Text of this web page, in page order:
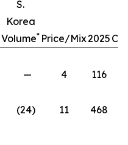
S.
Korea
Volume* Price/Mix2025
— 4 116
(24) 11 468